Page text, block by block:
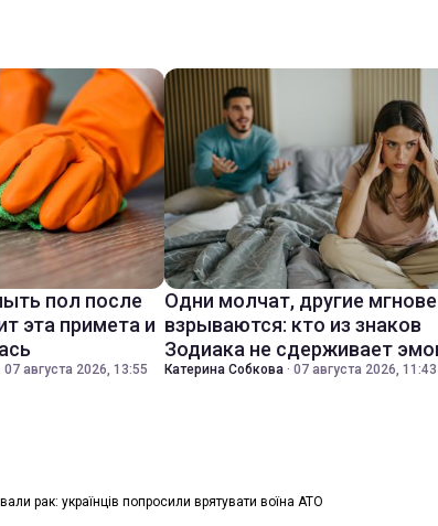
пол после
эта примета и
07 августа 2026, 13:55
Одни молчат, другие
взрываются: кто из знаков
Зодиака не сдерживает
Катерина Собкова · 07 августа 2026, 11:43
рак: українців попросили врятувати воїна АТО